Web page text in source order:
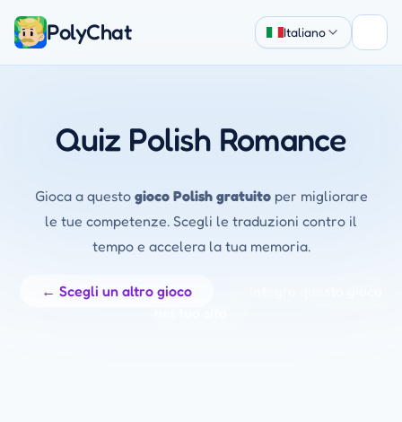
PolyChat Italiano
Quiz Polish Romance
Gioca a questo gioco Polish gratuitoper migliorare
le tue competenze. Scegli le traduzioni contro il
tempo e accelera la tua memoria.
← Scegli un altro gioco